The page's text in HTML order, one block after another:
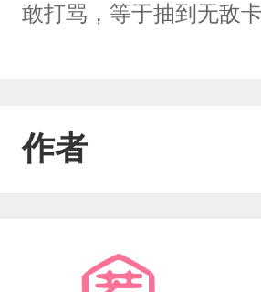
敢打骂，等于抽到无敌
作者